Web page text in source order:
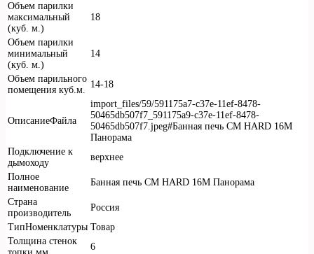
Объем парилки
максимальный
(куб. м.)
18
Объем парилки
минимальный
(куб. м.)
14
Объем парильного
помещения куб.м.
14-18
ОписаниеФайла
import_files/59/591175a7-c37e-11ef-8478-
50465db507f7_591175a9-c37e-11ef-8478-
50465db507f7.jpeg#Банная печь СМ HARD 16М
Панорама
Подключение к
дымоходу
верхнее
Полное
наименование
Банная печь СМ HARD 16М Панорама
Страна
производитель
Россия
ТипНоменклатуры Товар
Толщина стенок
6